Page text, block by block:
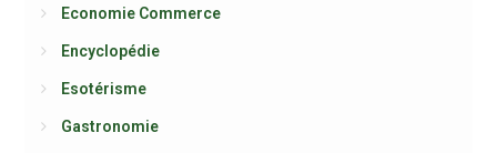
Economie Commerce
Encyclopédie
Esotérisme
Gastronomie